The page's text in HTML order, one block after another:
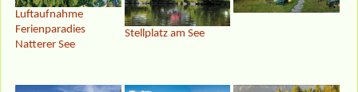
Luftaufnahme
Ferienparadies
Natterer See
Stellplatz am See